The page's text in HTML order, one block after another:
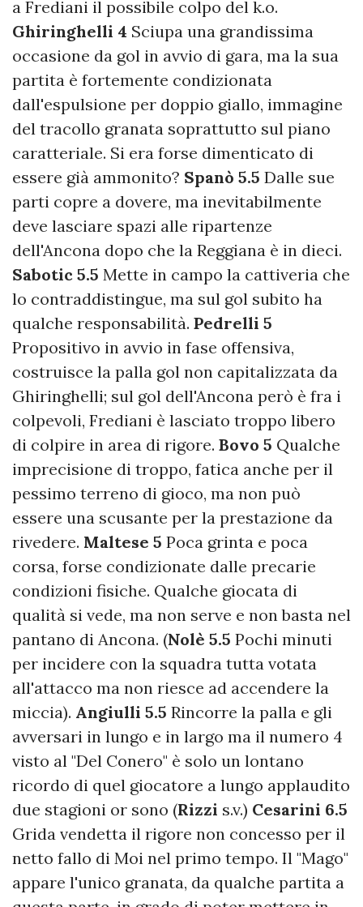
a Frediani il possibile colpo del k.o.
Ghiringhelli 4 Sciupa una grandissima
occasione da gol in avvio di gara, ma la sua
partita è fortemente condizionata
dall'espulsione per doppio giallo, immagine
del tracollo granata soprattutto sul piano
caratteriale. Si era forse dimenticato di
essere già ammonito? Spanò 5.5 Dalle sue
parti copre a dovere, ma inevitabilmente
deve lasciare spazi alle ripartenze
dell'Ancona dopo che la Reggiana è in dieci.
Sabotic 5.5 Mette in campo la cattiveria che
lo contraddistingue, ma sul gol subito ha
qualche responsabilità. Pedrelli 5
Propositivo in avvio in fase offensiva,
costruisce la palla gol non capitalizzata da
Ghiringhelli; sul gol dell'Ancona però è fra i
colpevoli, Frediani è lasciato troppo libero
di colpire in area di rigore. Bovo 5 Qualche
imprecisione di troppo, fatica anche per il
pessimo terreno di gioco, ma non può
essere una scusante per la prestazione da
rivedere. Maltese 5 Poca grinta e poca
corsa, forse condizionate dalle precarie
condizioni fisiche. Qualche giocata di
qualità si vede, ma non serve e non basta nel
pantano di Ancona. (Nolè 5.5 Pochi minuti
per incidere con la squadra tutta votata
all'attacco ma non riesce ad accendere la
miccia). Angiulli 5.5 Rincorre la palla e gli
avversari in lungo e in largo ma il numero 4
visto al "Del Conero" è solo un lontano
ricordo di quel giocatore a lungo applaudito
due stagioni or sono (Rizzi s.v.) Cesarini 6.5
Grida vendetta il rigore non concesso per il
netto fallo di Moi nel primo tempo. Il "Mago"
appare l'unico granata, da qualche partita a